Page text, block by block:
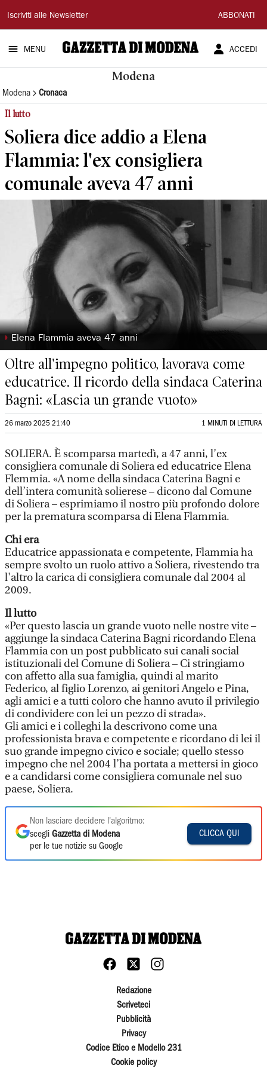
Gazzetta
di
Modena
Iscriviti alle Newsletter ABBONATI
MENU ACCEDI
Modena
Modena Cronaca
Il lutto
Soliera dice addio a Elena
Flammia: l'ex consigliera
comunale aveva 47 anni
◗ Elena Flammia aveva 47 anni
Oltre all'impegno politico, lavorava come
educatrice. Il ricordo della sindaca Caterina
Bagni: «Lascia un grande vuoto»
26 marzo 2025 21:40 1 MINUTI DI LETTURA
SOLIERA. È scomparsa martedì, a 47 anni, l’ex
consigliera comunale di Soliera ed educatrice Elena
Flemmia. «A nome della sindaca Caterina Bagni e
dell’intera comunità solierese – dicono dal Comune
di Soliera – esprimiamo il nostro più profondo dolore
per la prematura scomparsa di Elena Flammia.
Chi era
Educatrice appassionata e competente, Flammia ha
sempre svolto un ruolo attivo a Soliera, rivestendo tra
l'altro la carica di consigliera comunale dal 2004 al
2009.
Il lutto
«Per questo lascia un grande vuoto nelle nostre vite –
aggiunge la sindaca Caterina Bagni ricordando Elena
Flammia con un post pubblicato sui canali social
istituzionali del Comune di Soliera – Ci stringiamo
con affetto alla sua famiglia, quindi al marito
Federico, al figlio Lorenzo, ai genitori Angelo e Pina,
agli amici e a tutti coloro che hanno avuto il privilegio
di condividere con lei un pezzo di strada».
Gli amici e i colleghi la descrivono come una
professionista brava e competente e ricordano di lei il
suo grande impegno civico e sociale; quello stesso
impegno che nel 2004 l’ha portata a mettersi in gioco
e a candidarsi come consigliera comunale nel suo
paese, Soliera.
Non lasciare decidere l'algoritmo:
scegli Gazzetta di Modena
per le tue notizie su Google
CLICCA QUI
Redazione
Scriveteci
Pubblicità
Privacy
Codice Etico e Modello 231
Cookie policy